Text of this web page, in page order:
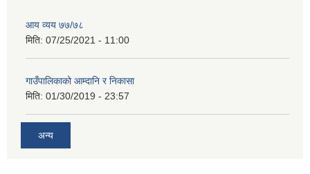
आय व्यय ७७/७८
मिति: 07/25/2021 - 11:00
गाउँपालिकाको आम्दानि र निकासा
मिति: 01/30/2019 - 23:57
अन्य